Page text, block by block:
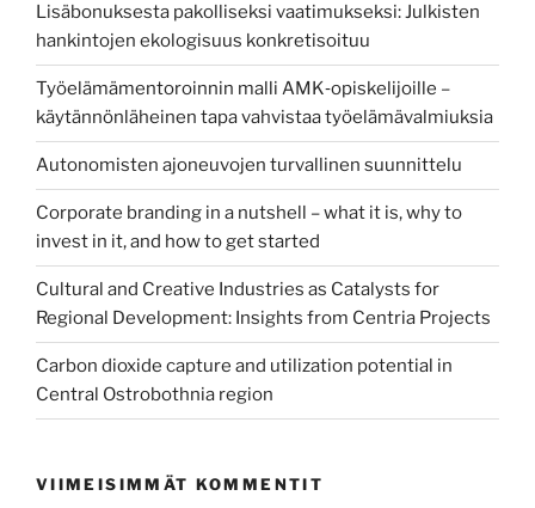
Lisäbonuksesta pakolliseksi vaatimukseksi: Julkisten
hankintojen ekologisuus konkretisoituu
Työelämämentoroinnin malli AMK‑opiskelijoille –
käytännönläheinen tapa vahvistaa työelämävalmiuksia
Autonomisten ajoneuvojen turvallinen suunnittelu
Corporate branding in a nutshell – what it is, why to
invest in it, and how to get started
Cultural and Creative Industries as Catalysts for
Regional Development: Insights from Centria Projects
Carbon dioxide capture and utilization potential in
Central Ostrobothnia region
VIIMEISIMMÄT KOMMENTIT